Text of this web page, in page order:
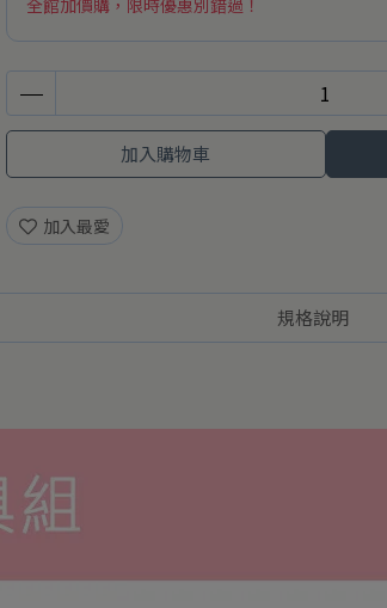
全館加價購，限時優惠別錯過！
加入購物車
加入最愛
規格說明